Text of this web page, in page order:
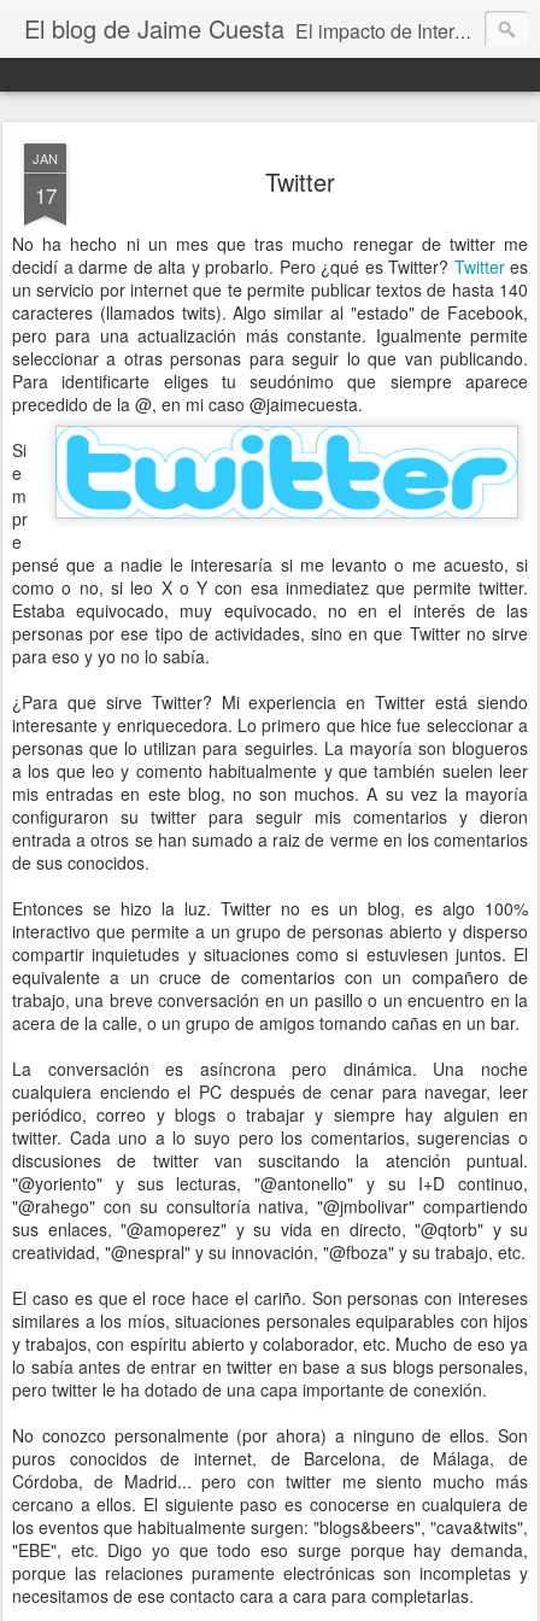
El blog de Jaime Cuesta El impacto de Internet en la sociedad visto con mis propios ojos
JAN
17 Twitter
No ha hecho ni un mes que tras mucho renegar de twitter me
decidí a darme de alta y probarlo. Pero ¿qué es Twitter? Twitteres
un servicio por internet que te permite publicar textos de hasta 140
caracteres (llamados twits). Algo similar al "estado" de Facebook,
pero para una actualización más constante. Igualmente permite
seleccionar a otras personas para seguir lo que van publicando.
Para identificarte eliges tu seudónimo que siempre aparece
precedido de la @, en mi caso @jaimecuesta.
Si
e
m
pr
e
pensé que a nadie le interesaría si me levanto o me acuesto, si
como o no, si leo X o Y con esa inmediatez que permite twitter.
Estaba equivocado, muy equivocado, no en el interés de las
personas por ese tipo de actividades, sino en que Twitter no sirve
para eso y yo no lo sabía.
¿Para que sirve Twitter? Mi experiencia en Twitter está siendo
interesante y enriquecedora. Lo primero que hice fue seleccionar a
personas que lo utilizan para seguirles. La mayoría son blogueros
a los que leo y comento habitualmente y que también suelen leer
mis entradas en este blog, no son muchos. A su vez la mayoría
configuraron su twitter para seguir mis comentarios y dieron
entrada a otros se han sumado a raiz de verme en los comentarios
de sus conocidos.
Entonces se hizo la luz. Twitter no es un blog, es algo 100%
interactivo que permite a un grupo de personas abierto y disperso
compartir inquietudes y situaciones como si estuviesen juntos. El
equivalente a un cruce de comentarios con un compañero de
trabajo, una breve conversación en un pasillo o un encuentro en la
acera de la calle, o un grupo de amigos tomando cañas en un bar.
La conversación es asíncrona pero dinámica. Una noche
cualquiera enciendo el PC después de cenar para navegar, leer
periódico, correo y blogs o trabajar y siempre hay alguien en
twitter. Cada uno a lo suyo pero los comentarios, sugerencias o
discusiones de twitter van suscitando la atención puntual.
"@yoriento" y sus lecturas, "@antonello" y su I+D continuo,
"@rahego" con su consultoría nativa, "@jmbolivar" compartiendo
sus enlaces, "@amoperez" y su vida en directo, "@qtorb" y su
creatividad, "@nespral" y su innovación, "@fboza" y su trabajo, etc.
El caso es que el roce hace el cariño. Son personas con intereses
similares a los míos, situaciones personales equiparables con hijos
y trabajos, con espíritu abierto y colaborador, etc. Mucho de eso ya
lo sabía antes de entrar en twitter en base a sus blogs personales,
pero twitter le ha dotado de una capa importante de conexión.
No conozco personalmente (por ahora) a ninguno de ellos. Son
puros conocidos de internet, de Barcelona, de Málaga, de
Córdoba, de Madrid... pero con twitter me siento mucho más
cercano a ellos. El siguiente paso es conocerse en cualquiera de
los eventos que habitualmente surgen: "blogs&beers", "cava&twits",
"EBE", etc. Digo yo que todo eso surge porque hay demanda,
porque las relaciones puramente electrónicas son incompletas y
necesitamos de ese contacto cara a cara para completarlas.